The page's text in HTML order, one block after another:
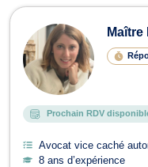
Prochain RDV
Avocat vice caché
8 ans d’expérience